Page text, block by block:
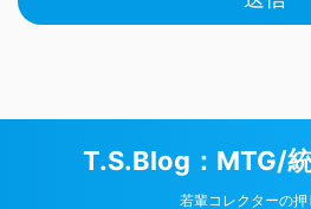
T.S.Blog：MTG/
若輩コレクターの押